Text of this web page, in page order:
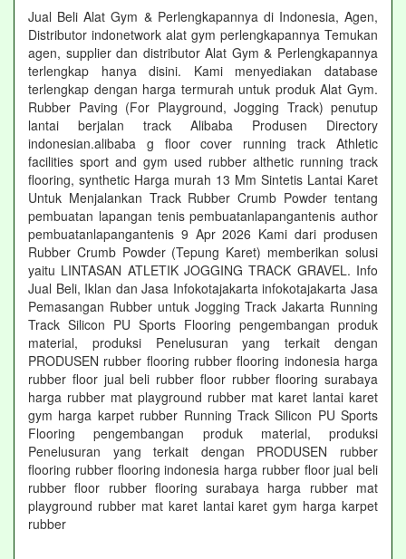
Jual Beli Alat Gym & Perlengkapannya di Indonesia, Agen,
Distributor indonetwork alat gym perlengkapannya Temukan
agen, supplier dan distributor Alat Gym & Perlengkapannya
terlengkap hanya disini. Kami menyediakan database
terlengkap dengan harga termurah untuk produk Alat Gym.
Rubber Paving (For Playground, Jogging Track) penutup
lantai berjalan track Alibaba Produsen Directory
indonesian.alibaba g floor cover running track Athletic
facilities sport and gym used rubber althetic running track
flooring, synthetic Harga murah 13 Mm Sintetis Lantai Karet
Untuk Menjalankan Track Rubber Crumb Powder tentang
pembuatan lapangan tenis pembuatanlapangantenis author
pembuatanlapangantenis 9 Apr 2026 Kami dari produsen
Rubber Crumb Powder (Tepung Karet) memberikan solusi
yaitu LINTASAN ATLETIK JOGGING TRACK GRAVEL. Info
Jual Beli, Iklan dan Jasa Infokotajakarta infokotajakarta Jasa
Pemasangan Rubber untuk Jogging Track Jakarta Running
Track Silicon PU Sports Flooring pengembangan produk
material, produksi Penelusuran yang terkait dengan
PRODUSEN rubber flooring rubber flooring indonesia harga
rubber floor jual beli rubber floor rubber flooring surabaya
harga rubber mat playground rubber mat karet lantai karet
gym harga karpet rubber Running Track Silicon PU Sports
Flooring pengembangan produk material, produksi
Penelusuran yang terkait dengan PRODUSEN rubber
flooring rubber flooring indonesia harga rubber floor jual beli
rubber floor rubber flooring surabaya harga rubber mat
playground rubber mat karet lantai karet gym harga karpet
rubber